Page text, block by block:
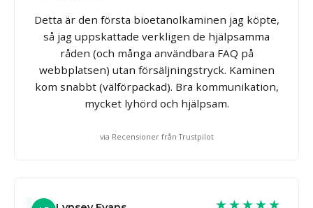
Detta är den första bioetanolkaminen jag köpte,
så jag uppskattade verkligen de hjälpsamma
råden (och många användbara FAQ på
webbplatsen) utan försäljningstryck. Kaminen
kom snabbt (välförpackad). Bra kommunikation,
mycket lyhörd och hjälpsam.
via Recensioner från Trustpilot
★★★★★